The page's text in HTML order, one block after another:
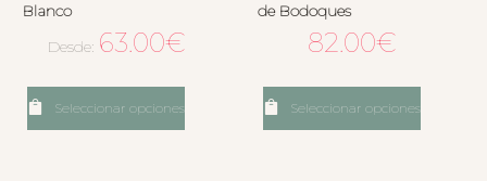
Blanco
Desde: 63.00€
Seleccionar opciones
de Bodoques
82.00€
Seleccionar opciones